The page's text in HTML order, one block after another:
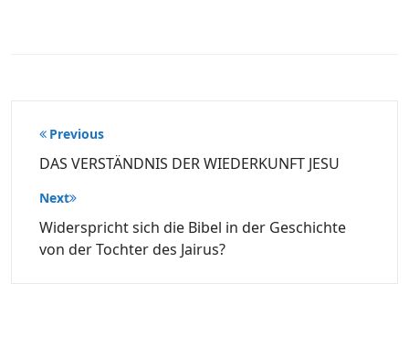
Beitragsnavigation
Previous
DAS VERSTÄNDNIS DER WIEDERKUNFT JESU
Next
Widerspricht sich die Bibel in der Geschichte
von der Tochter des Jairus?